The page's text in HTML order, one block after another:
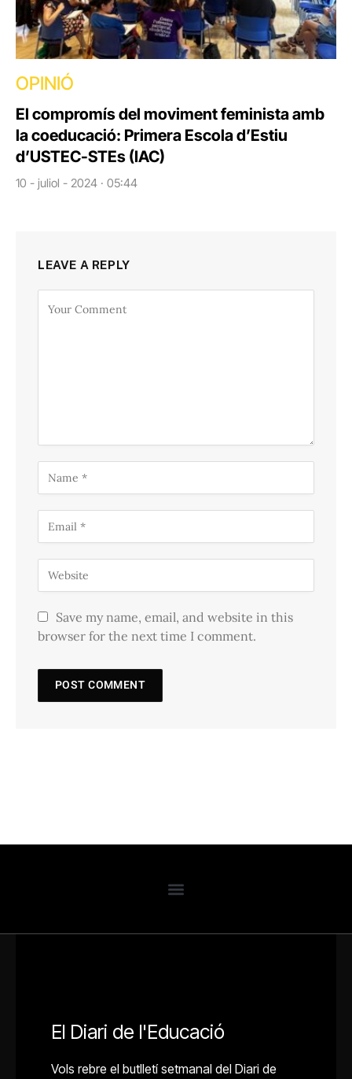
OPINIÓ
El compromís del moviment feminista amb
la coeducació: Primera Escola d’Estiu
d’USTEC-STEs (IAC)
10 - juliol - 2024 · 05:44
LEAVE A REPLY
Save my name, email, and website in this
browser for the next time I comment.